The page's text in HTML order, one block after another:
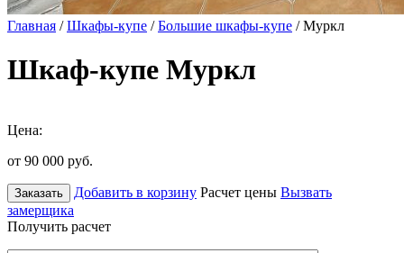
Главная /Шкафы-купе /Большие шкафы-купе / Муркл
Шкаф-купе Муркл
Цена:
от 90 000 руб.
Заказать Добавить в корзину Расчет цены Вызвать
замерщика
Получить расчет